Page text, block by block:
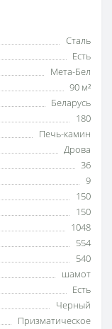
Сталь
Есть
Мета-Бел
90 м²
Беларусь
180
Печь-камин
Дрова
36
9
150
150
1048
554
540
шамот
Есть
Черный
Призматическое